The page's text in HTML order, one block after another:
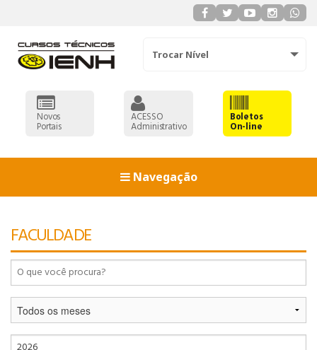
Trocar Nível
Novos
Portais
ACESSO
Administrativo
Boletos
On-line
Navegação
ADMINISTRAÇÃO
FACULDADE
90
92
93